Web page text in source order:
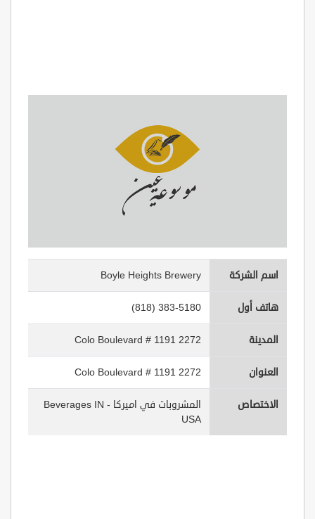
اسم الشركة Boyle Heights Brewery
هاتف أول (818) 383-5180
المدينة 2272 Colo Boulevard # 1191
العنوان 2272 Colo Boulevard # 1191
الاختصاص
المشروبات في اميركا - Beverages IN
USA